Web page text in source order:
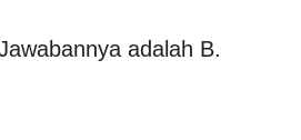
adalah B.